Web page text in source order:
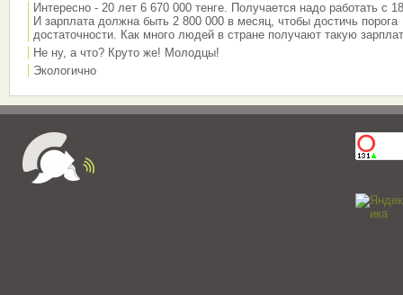
Интересно - 20 лет 6 670 000 тенге. Получается надо работать с
И зарплата должна быть 2 800 000 в месяц, чтобы достичь порога
достаточности. Как много людей в стране получают такую
Не ну, а что? Круто же! Молодцы!
Экологично